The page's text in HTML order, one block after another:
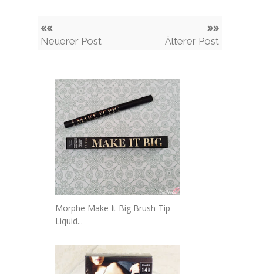
««
Neuerer Post
»»
Älterer Post
Morphe Make It Big Brush-Tip
Liquid...